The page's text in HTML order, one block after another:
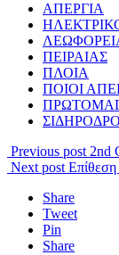
ΑΠΕΡΓΙΑ
ΠΕΙΡΑΙΑΣ
ΠΛΟΙΑ
ΠΟΙΟΙ
Previous post 2nd
Next post
Share
Tweet
Pin
Share